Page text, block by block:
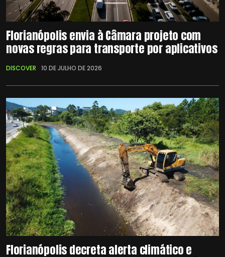
Florianópolis envia à Câmara projeto com
novas regras para transporte por aplicativos
DISCOVER 10 DE JULHO DE 2026
Florianópolis decreta alerta climático e